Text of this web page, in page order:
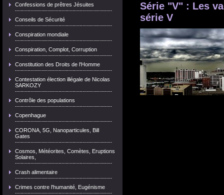
Confessions de prêtres Jésuites
Conseils de Sécurité
Conspiration mondiale
Conspiration, Complot, Corruption
Constitution des Droits de l'Homme
Contestation élection illégale de Nicolas
SARKOZY
Contrôle des populations
Copenhague
CORONA, 5G, Nanoparticules, Bill
Gates
Cosmos, Météorites, Comètes, Eruptions
Solaires,
Crash alimentaire
Crimes contre l'humanité, Eugénisme
Série "V" : Les
série V